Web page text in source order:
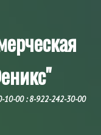
10-00 : 8-922-242-30-00